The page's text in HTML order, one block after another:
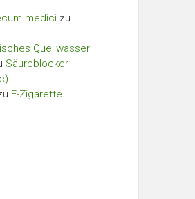
medici zu
Quellwasser
Säureblocker
E-Zigarette